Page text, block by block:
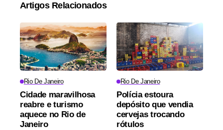
Artigos Relacionados
Rio De Janeiro
Cidade maravilhosa
reabre e turismo
aquece no Rio de
Janeiro
Rio De Janeiro
Polícia estoura
depósito que vendia
cervejas trocando
rótulos